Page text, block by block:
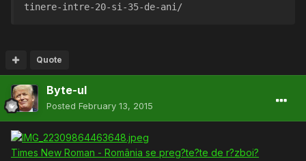
tinere-intre-20-si-35-de-ani/
Quote
Byte-ul
Posted February 13, 2015
Times New Roman - România se preg?te?te de r?zboi?